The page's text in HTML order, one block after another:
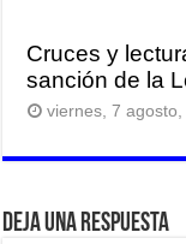
Cruces y
sanción de la
viernes, 7 agosto,
Deja una respuesta